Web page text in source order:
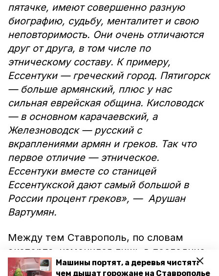
Машины портят, а деревья чистят:
чем дышат горожане на Ставрополье
пятачке, имеют совершенно разную
биографию, судьбу, менталитет и свою
неповторимость. Они очень отличаются
друг от друга, в том числе по
этническому составу. К примеру,
Ессентуки — греческий город. Пятигорск
— больше армянский, плюс у нас
сильная еврейская община. Кисловодск
— в основном карачаевский, а
Железноводск — русский с
вкраплениями армян и греков. Так что
первое отличие — этническое.
Ессентуки вместе со станицей
Ессентукской дают самый большой в
России процент греков», — Арушан
Вартумян.
Между тем Ставрополь, по словам
эксперта, изменился лишь в последние
десять лет. Если в постсоветское время